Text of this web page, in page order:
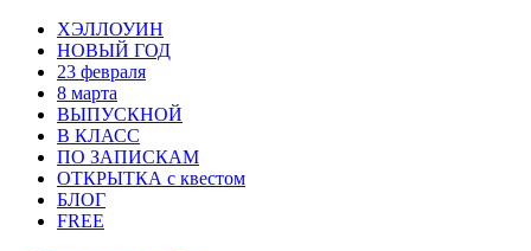
ХЭЛЛОУИН
НОВЫЙ ГОД
23 февраля
8 марта
ВЫПУСКНОЙ
В КЛАСС
ПО ЗАПИСКАМ
ОТКРЫТКА с квестом
БЛОГ
FREE